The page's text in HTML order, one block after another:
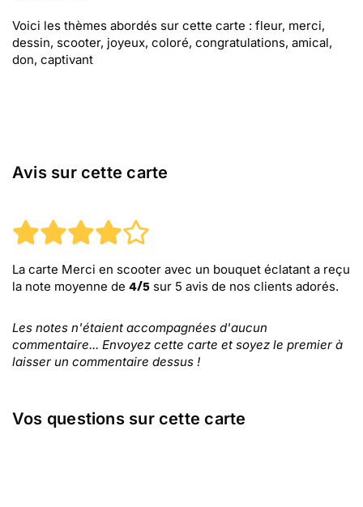
Voici les thèmes abordés sur cette carte : fleur, merci,
dessin, scooter, joyeux, coloré, congratulations, amical,
don, captivant
Avis sur cette carte
La carte Merci en scooter avec un bouquet éclatant a reçu
la note moyenne de 4/5 sur 5 avis de nos clients adorés.
Les notes n'étaient accompagnées d'aucun
commentaire... Envoyez cette carte et soyez le premier à
laisser un commentaire dessus !
Vos questions sur cette carte